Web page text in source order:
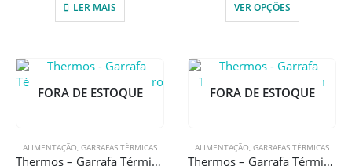
LER MAIS VER OPÇÕES
FORA DE ESTOQUE
ALIMENTAÇÃO, GARRAFAS TÉRMICAS
Thermos – Garrafa Térmica 355ml Dinossauro com gravação a laser
FORA DE ESTOQUE
ALIMENTAÇÃO, GARRAFAS TÉRMICAS
Thermos – Garrafa Térmica Borboleta com gravação a laser